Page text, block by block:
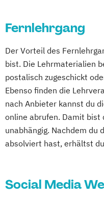
Fernlehrgang
Der Vorteil des
bist. Die Lehrmaterialien
postalisch zugeschickt
Ebenso finden die
nach Anbieter kannst du
online abrufen. Damit bist
unabhängig. Nachdem du
absolviert hast, erhältst
Social Media